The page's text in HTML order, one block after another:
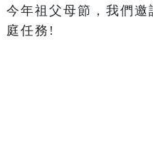
今年祖父母節，我們
庭任務!